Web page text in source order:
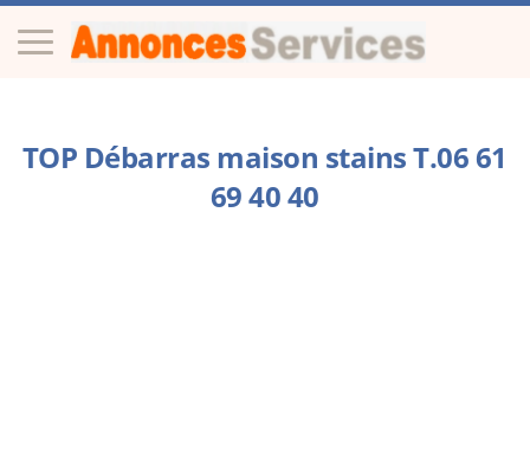
TOP Débarras maison stains T.06 61
69 40 40